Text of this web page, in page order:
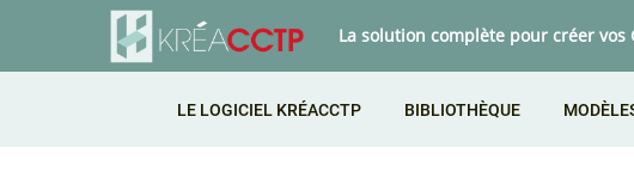
La solution complète pour créer vos
LE LOGICIEL KRÉACCTP BIBLIOTHÈQUE